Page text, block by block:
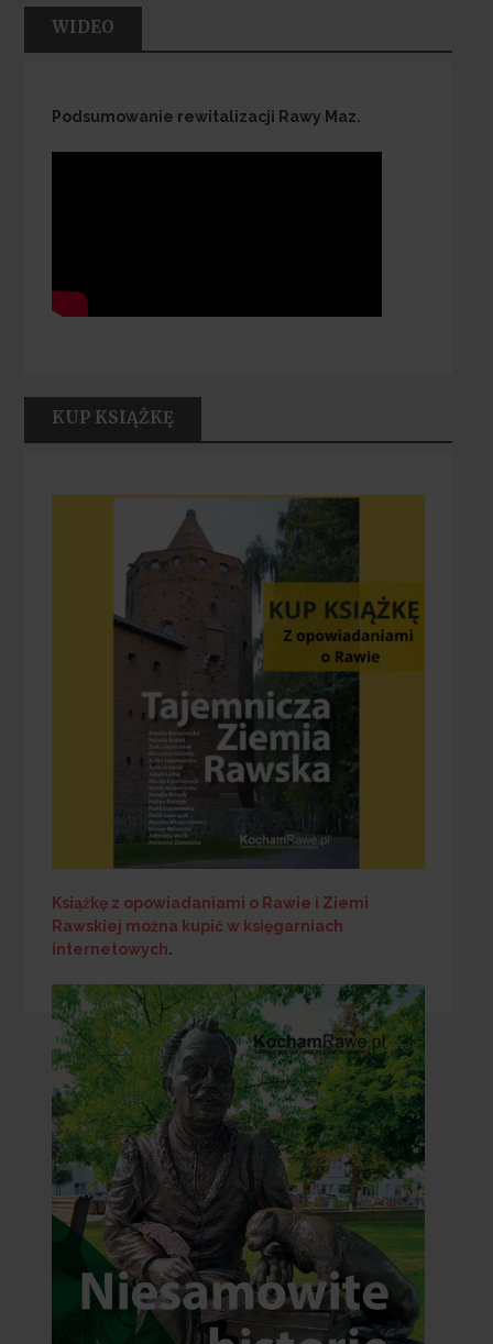
WIDEO
Podsumowanie rewitalizacji Rawy Maz.
KUP KSIĄŻKĘ
Książkę z opowiadaniami o Rawie i Ziemi
Rawskiej można kupić w księgarniach
internetowych.